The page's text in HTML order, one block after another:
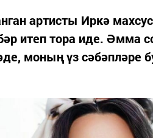
артисты Иркә
итеп тора иде. Әмма
моның үз сәбәпләре